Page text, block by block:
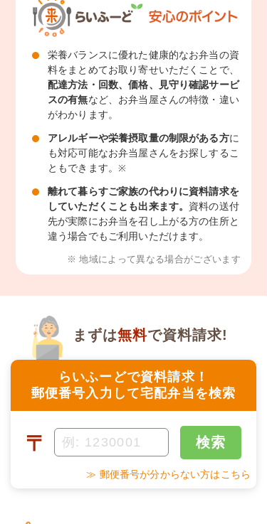
栄養バランスに優れた健康的なお弁当の資
料をまとめてお取り寄せいただくことで、
配達方法・回数、価格、見守り確認サービ
スの有無など、お弁当屋さんの特徴・違い
がわかります。
アレルギーや栄養摂取量の制限がある方に
も対応可能なお弁当屋さんをお探しするこ
ともできます。※
離れて暮らすご家族の代わりに資料請求を
していただくことも出来ます。 資料の送付
先が実際にお弁当を召し上がる方の住所と
違う場合でもご利用いただけます。
※ 地域によって異なる場合がございます
らいふーどで資料請求！
郵便番号入力して宅配弁当を検索
まずは無料で資料請求!
〒 検索
≫ 郵便番号が分からない方はこちら